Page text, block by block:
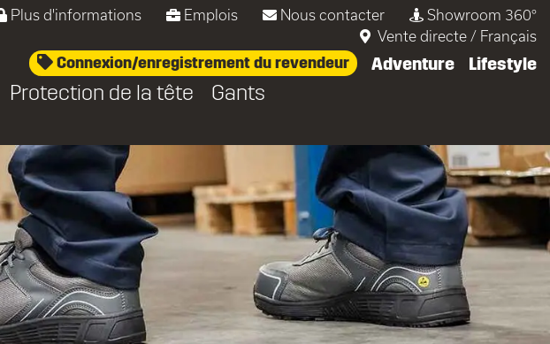
Plus d'informations Emplois Nous contacter
Showroom 360°
Vente directe / Français
Connexion/enregistrement du revendeur Adventure Lifestyle
Protection de la tête
Gants